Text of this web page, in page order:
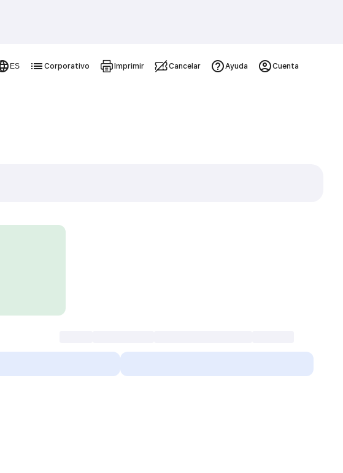
ES Corporativo Imprimir Cancelar Ayuda Cuenta